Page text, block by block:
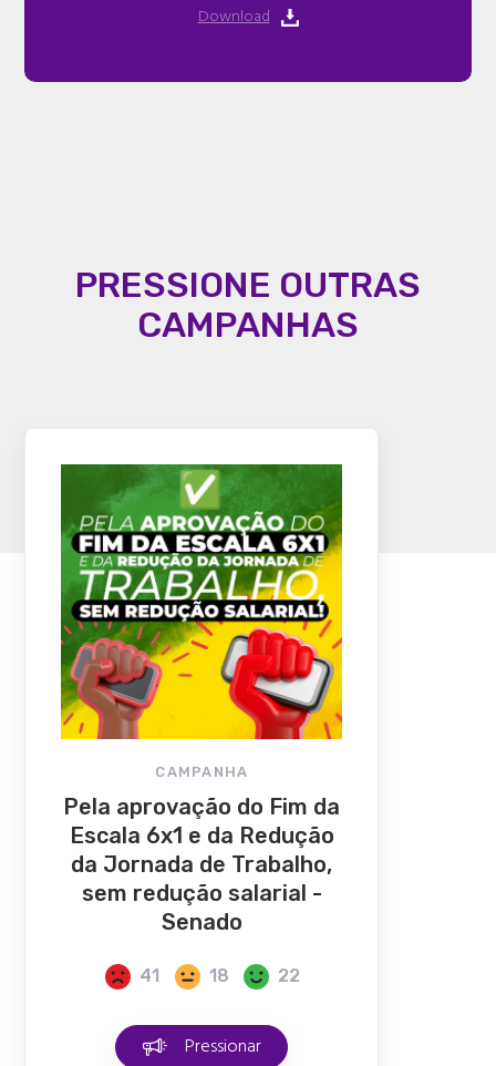
Download
PRESSIONE OUTRAS
CAMPANHAS
CAMPANHA
Pela aprovação do Fim da
Escala 6x1 e da Redução
da Jornada de Trabalho,
sem redução salarial -
Senado
41 18 22
Pressionar